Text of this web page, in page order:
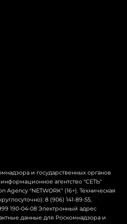
и государственных органов
агентство "СЕТЬ"
"NETWORK" (16+). Техническая
8 (906) 141-89-55,
190-04-08 Электронный адрес
данные для Роскомнадзора и